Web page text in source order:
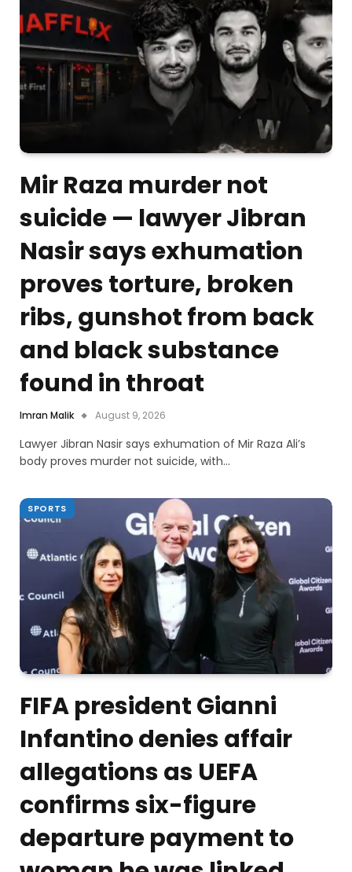
Mir Raza murder not
suicide — lawyer Jibran
Nasir says exhumation
proves torture, broken
ribs, gunshot from back
and black substance
found in throat
Imran Malik August 9, 2026
Lawyer Jibran Nasir says exhumation of Mir Raza Ali’s
body proves murder not suicide, with…
SPORTS
FIFA president Gianni
Infantino denies affair
allegations as UEFA
confirms six-figure
departure payment to